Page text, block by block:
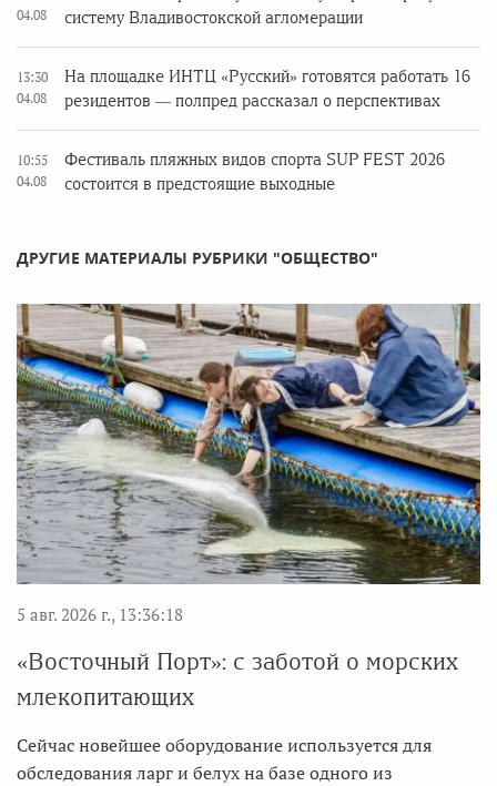
04.08
систему Владивостокской агломерации
13:30
04.08
На площадке ИНТЦ «Русский» готовятся работать 16
резидентов — полпред рассказал о перспективах
10:55
04.08
Фестиваль пляжных видов спорта SUP FEST 2026
состоится в предстоящие выходные
ДРУГИЕ МАТЕРИАЛЫ РУБРИКИ "ОБЩЕСТВО"
5 авг. 2026 г., 13:36:18
«Восточный Порт»: с заботой о морских
млекопитающих
Сейчас новейшее оборудование используется для
обследования ларг и белух на базе одного из